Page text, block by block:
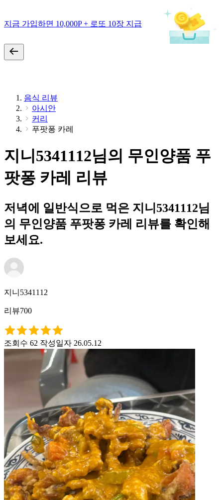
지금 가입하면 10,000P + 로또 10장 지급
음식 리뷰
아시안
커리
푸팟퐁 카레
지니5341112님의 무인양품 푸
팟퐁 카레 리뷰
저녁에 일반식으로 먹은 지니5341112님
의 무인양품 푸팟퐁 카레 리뷰를 확인해
보세요.
지니5341112
리뷰700
조회수 62 작성일자 26.05.12